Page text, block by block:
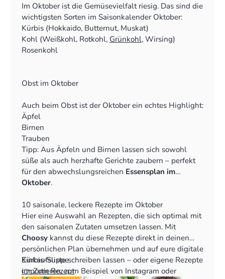
Im Oktober ist die Gemüsevielfalt riesig. Das sind die
wichtigsten Sorten im Saisonkalender Oktober:
Kürbis (Hokkaido, Butternut, Muskat)
Kohl (Weißkohl, Rotkohl, Grünkohl, Wirsing)
Rosenkohl
Sellerie
Rote Bete
Spinat
Feldsalat
Champignons und andere Pilze
Obst im Oktober
Auch beim Obst ist der Oktober ein echtes Highlight:
Äpfel
Birnen
Trauben
Pflaumen
Quitten
Hagebutten
Tipp: Aus Äpfeln und Birnen lassen sich sowohl
süße als auch herzhafte Gerichte zaubern – perfekt
für den abwechslungsreichen Essensplan im
Oktober.
10 saisonale, leckere Rezepte im Oktober
Hier eine Auswahl an Rezepten, die sich optimal mit
den saisonalen Zutaten umsetzen lassen. Mit
Choosykannst du diese Rezepte direkt in deinen
persönlichen Plan übernehmen und auf eure digitale
Einkaufsliste schreiben lassen – oder eigene Rezepte
importieren, zum Beispiel von Instagram oder
Kürbis-Suppe
👉 Zum Rezept